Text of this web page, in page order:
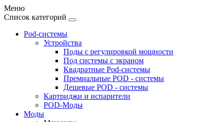
Меню
Список категорий
Pod-системы
Устройства
Поды с регулировкой мощности
Под системы с экраном
Квадратные Pod-системы
Премиальные POD - системы
Дешевые POD - системы
Картриджи и испарители
POD-Моды
Моды